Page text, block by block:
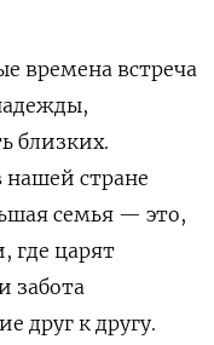
времена встреча
близких.
стране
семья — это,
где царят
забота
друг к другу.